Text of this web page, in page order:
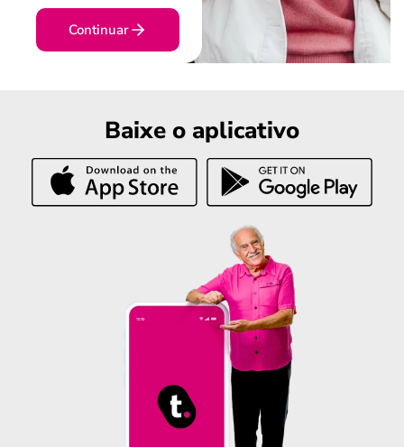
Continuar
Baixe o aplicativo